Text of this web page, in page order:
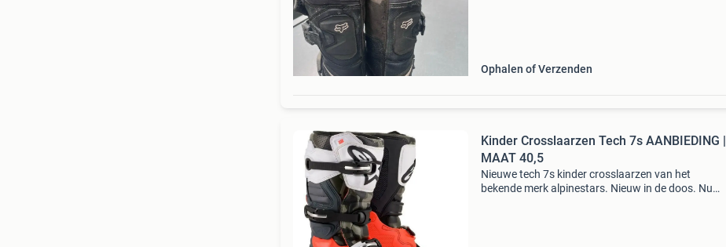
Ophalen of Verzenden
Kinder Crosslaarzen Tech 7s AANBIEDING |
MAAT 40,5
Nieuwe tech 7s kinder crosslaarzen van het
bekende merk alpinestars. Nieuw in de doos. Nu